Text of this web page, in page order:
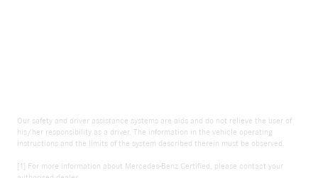
Our safety and driver assistance systems are aids and do not relieve the user of
his/her responsibility as a driver. The information in the vehicle operating
instructions and the limits of the system described therein must be observed.
[1] For more information about Mercedes-Benz Certified, please contact your